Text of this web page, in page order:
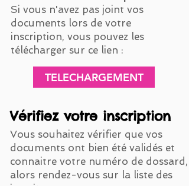
Si vous n'avez pas joint vos
documents lors de votre
inscription, vous pouvez les
télécharger sur ce lien :
TELECHARGEMENT
Vérifiez votre inscription
Vous souhaitez vérifier que vos
documents ont bien été validés et
connaitre votre numéro de dossard,
alors rendez-vous sur la liste des